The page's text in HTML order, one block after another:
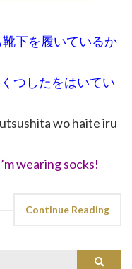
下を履いているか
つしたをはいてい
wo haite iru
wearing socks!
Continue Reading
Search